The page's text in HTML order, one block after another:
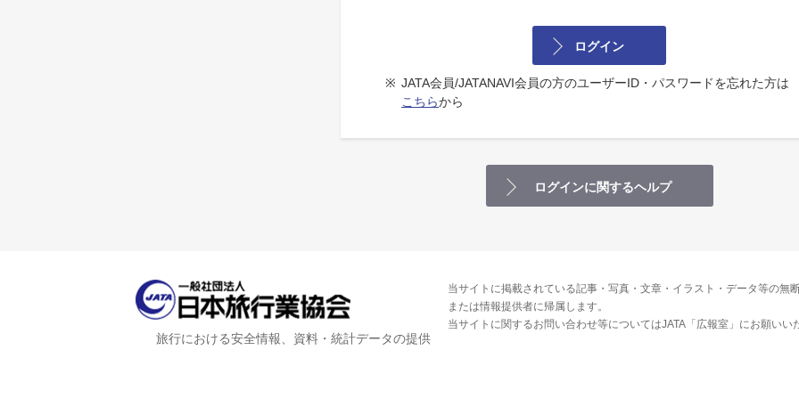
ログイン
※ JATA会員/JATANAVI会員の方のユーザーID・パスワードを忘れた方は
こちらから
ログインに関するヘルプ
旅行における安全情報、資料・統計データの提供
当サイトに掲載されている記事・写真・文章・イラスト・データ等の無
または情報提供者に帰属します。
当サイトに関するお問い合わせ等についてはJATA「広報室」にお願いい